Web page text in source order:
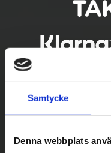
Samtycke
Denna webbplats